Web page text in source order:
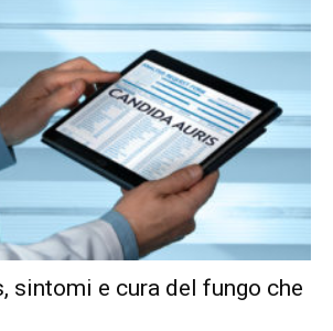
sintomi e cura del fungo che